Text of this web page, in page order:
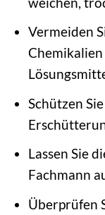
Vermeiden
Schützen
Lassen Sie
Fachmann
Überprüfen